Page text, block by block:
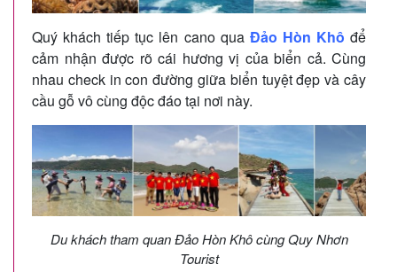
Quý khách tiếp tục lên cano qua Đảo Hòn Khô để
cảm nhận được rõ cái hương vị của biển cả. Cùng
nhau check in con đường giữa biển tuyệt đẹp và cây
cầu gỗ vô cùng độc đáo tại nơi này.
Du khách tham quan Đảo Hòn Khô cùng Quy Nhơn
Tourist